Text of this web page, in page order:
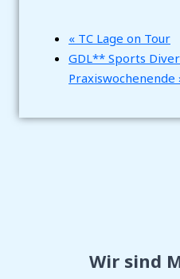
« TC Lage on Tour
GDL** Sports
Praxiswochenende
Wir sind